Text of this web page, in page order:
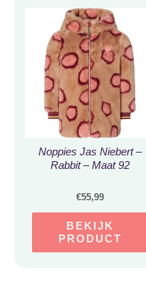
Noppies Jas Niebert –
Rabbit – Maat 92
€55,99
BEKIJK
PRODUCT